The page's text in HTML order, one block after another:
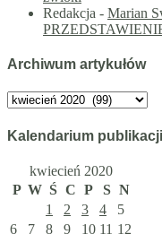
Redakcja - Marian
Archiwum artykułów
Archiwum
Kalendarium
kwiecień 2020
P W Ś C P S N
1
2 3 4
5
6
7 8 9 10 11 12